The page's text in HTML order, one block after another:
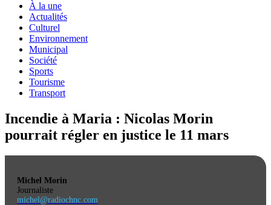
À la une
Actualités
Culturel
Environnement
Municipal
Société
Sports
Tourisme
Transport
Incendie à Maria : Nicolas Morin
pourrait régler en justice le 11 mars
Michel Morin
Journaliste
michel@radiochnc.com